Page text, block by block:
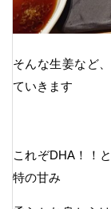
そんな生姜など
ていきます
これぞDHA！！
特の甘み